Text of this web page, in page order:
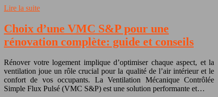
Lire la suite
Choix d’une VMC S&P pour une
rénovation complète: guide et conseils
Rénover votre logement implique d’optimiser chaque aspect, et la
ventilation joue un rôle crucial pour la qualité de l’air intérieur et le
confort de vos occupants. La Ventilation Mécanique Contrôlée
Simple Flux Pulsé (VMC S&P) est une solution performante et…